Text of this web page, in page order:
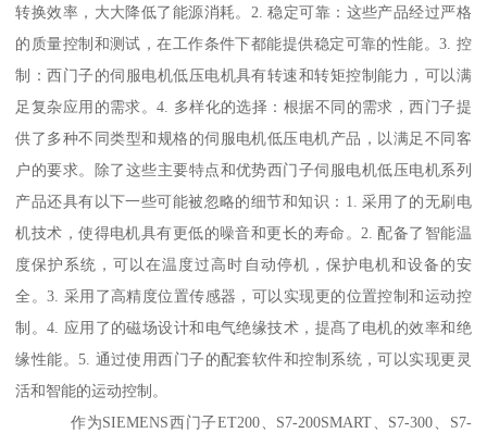
转换效率，大大降低了能源消耗。2. 稳定可靠：这些产品经过严格
的质量控制和测试，在工作条件下都能提供稳定可靠的性能。3. 控
制：西门子的伺服电机低压电机具有转速和转矩控制能力，可以满
足复杂应用的需求。4. 多样化的选择：根据不同的需求，西门子提
供了多种不同类型和规格的伺服电机低压电机产品，以满足不同客
户的要求。除了这些主要特点和优势西门子伺服电机低压电机系列
产品还具有以下一些可能被忽略的细节和知识：1. 采用了的无刷电
机技术，使得电机具有更低的噪音和更长的寿命。2. 配备了智能温
度保护系统，可以在温度过高时自动停机，保护电机和设备的安
全。3. 采用了高精度位置传感器，可以实现更的位置控制和运动控
制。4. 应用了的磁场设计和电气绝缘技术，提髙了电机的效率和绝
缘性能。5. 通过使用西门子的配套软件和控制系统，可以实现更灵
活和智能的运动控制。
作为SIEMENS西门子ET200、S7-200SMART、S7-300、S7-